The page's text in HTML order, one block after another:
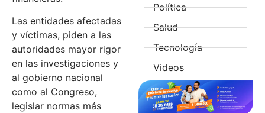
Las entidades afectadas
y víctimas, piden a las
autoridades mayor rigor
en las investigaciones y
al gobierno nacional
como al Congreso,
legislar normas más
Política
Salud
Tecnología
Videos